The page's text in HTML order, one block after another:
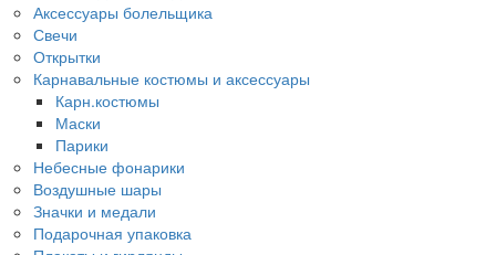
Аксессуары болельщика
Свечи
Открытки
Карнавальные костюмы и аксессуары
Карн.костюмы
Маски
Парики
Небесные фонарики
Воздушные шары
Значки и медали
Подарочная упаковка